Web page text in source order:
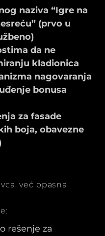
naziva “Igre na
(prvo u
da ne
kladionica
nagovaranja
bonusa
za fasade
boja, obavezne
već opasna
rešenje za